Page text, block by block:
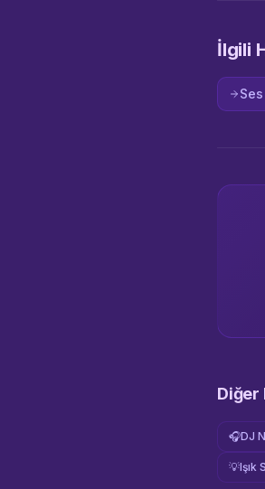
İlgili
Diğer
🎧DJ
💡Işık